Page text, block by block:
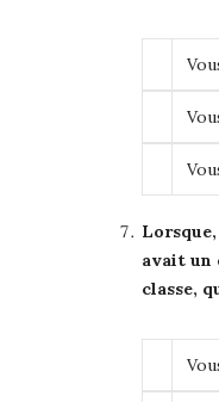
avait un
classe,